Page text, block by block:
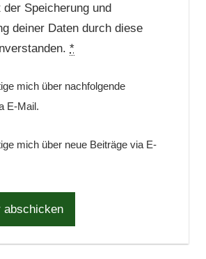
Speicherung und
deiner Daten durch diese
*
mich über nachfolgende
E-Mail.
mich über neue Beiträge via E-